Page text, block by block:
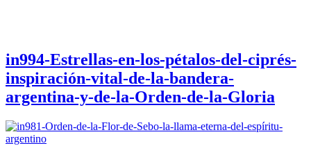
in994-Estrellas-en-los-pétalos-del-ciprés-
inspiración-vital-de-la-bandera-
argentina-y-de-la-Orden-de-la-Gloria